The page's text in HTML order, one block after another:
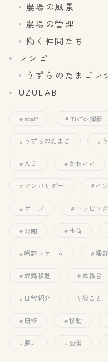
農場の風景
農場の管理
働く仲間たち
レシピ
うずらのたまごレ
UZULAB
staff TikTok撮影
うずらのたまご
えさ かわいい
アンバサダー イ
ゲージ トッピング
公開 出荷
幡野ファーム 幡
成鶉移動 成鶉舎
日常紹介 殻ごと
研修 移動
脱走 設備